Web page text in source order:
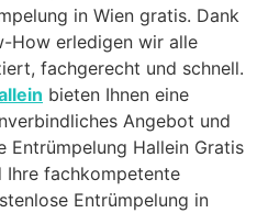
in Wien gratis. Dank
How erledigen wir alle
fachgerecht und schnell.
bieten Ihnen eine
Angebot und
Entrümpelung Hallein Gratis
Ihre fachkompetente
Entrümpelung in